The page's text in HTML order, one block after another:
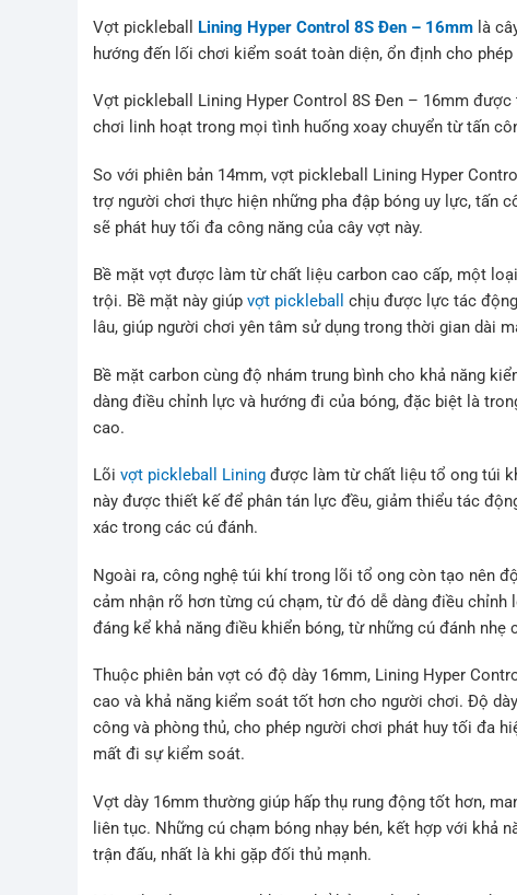
Vợt pickleball Lining Hyper Control 8S Đen – 16mm là
hướng đến lối chơi kiểm soát toàn diện, ổn định cho
Vợt pickleball Lining Hyper Control 8S Đen – 16mm
chơi linh hoạt trong mọi tình huống xoay chuyển từ tấn
So với phiên bản 14mm, vợt pickleball Lining Hyper
trợ người chơi thực hiện những pha đập bóng uy lực, tấn
sẽ phát huy tối đa công năng của cây vợt này.
Bề mặt vợt được làm từ chất liệu carbon cao cấp, một
trội. Bề mặt này giúpvợt pickleball
chịu được lực tác
lâu, giúp người chơi yên tâm sử dụng trong thời gian dài
Bề mặt carbon cùng độ nhám trung bình cho khả năng
dàng điều chỉnh lực và hướng đi của bóng, đặc biệt là
cao.
Lõivợt pickleball Lining được làm từ chất liệu tổ ong túi
này được thiết kế để phân tán lực đều, giảm thiểu tác
xác trong các cú đánh.
Ngoài ra, công nghệ túi khí trong lõi tổ ong còn tạo nên
cảm nhận rõ hơn từng cú chạm, từ đó dễ dàng điều
đáng kể khả năng điều khiển bóng, từ những cú đánh
Thuộc phiên bản vợt có độ dày 16mm, Lining Hyper
cao và khả năng kiểm soát tốt hơn cho người chơi. Độ
công và phòng thủ, cho phép người chơi phát huy tối đa
mất đi sự kiểm soát.
Vợt dày 16mm thường giúp hấp thụ rung động tốt hơn,
liên tục. Những cú chạm bóng nhạy bén, kết hợp với
trận đấu, nhất là khi gặp đối thủ mạnh.